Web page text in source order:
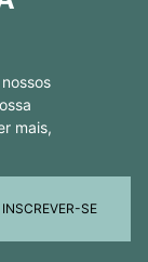
mais,
INSCREVER-SE